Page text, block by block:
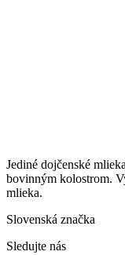
Jediné dojčenské
bovinným kolostrom.
mlieka.
Slovenská značka
Sledujte nás